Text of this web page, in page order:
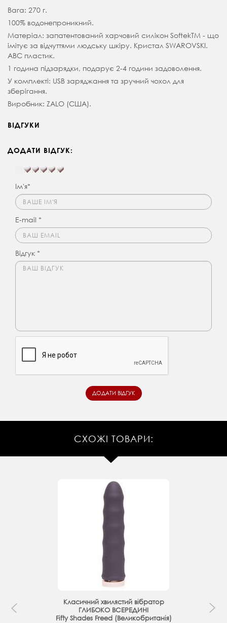
Вага: 270 г.
100% водонепроникний.
Матеріал: запатентований харчовий силікон SoftekTM - що
імітує за відчуттями людську шкіру. Кристал SWAROVSKI.
АВС пластик.
1 година підзарядки, подарує 2-4 години задоволення.
У комплекті: USB заряджання та зручний чохол для
зберігання.
Виробник: ZALO (США).
ВІДГУКИ
ДОДАТИ ВІДГУК:
Ім'я*
E-mail *
Відгук *
СХОЖІ ТОВАРИ:
Класичний хвилястий вібратор
ГЛИБОКО ВСЕРЕДИНІ
Fifty Shades Freed (Великобританія)